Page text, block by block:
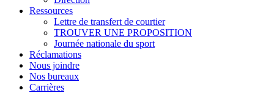
Ressources
Lettre de transfert de courtier
TROUVER UNE PROPOSITION
Journée nationale du sport
Réclamations
Nous joindre
Nos bureaux
Carrières